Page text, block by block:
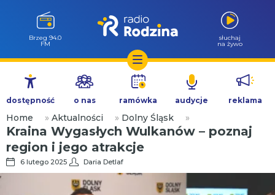
Przejdź
treści
Brzeg 94.0
FM
słuchaj
na żywo
dostępność o nas ramówka audycje reklama
Home » Aktualności » Dolny Śląsk »
Kraina Wygasłych Wulkanów – poznaj
region i jego atrakcje
6 lutego 2025 Daria Detlaf